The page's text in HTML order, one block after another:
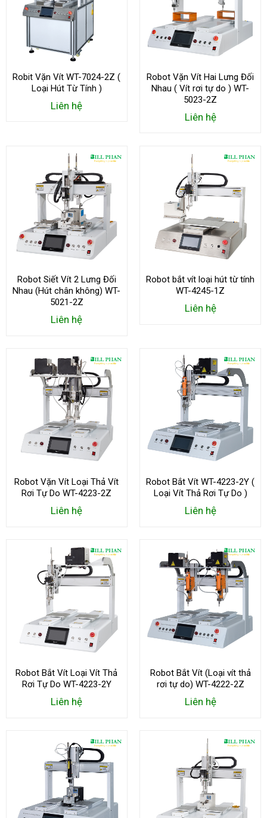
Robit Vặn Vít WT-7024-2Z (
Loại Hút Từ Tính )
Liên hệ
Robot Vặn Vít Hai Lưng Đối
Nhau ( Vít rơi tự do ) WT-
5023-2Z
Liên hệ
Robot Siết Vít 2 Lưng Đối
Nhau (Hút chân không) WT-
5021-2Z
Liên hệ
Robot bắt vít loại hút từ tính
WT-4245-1Z
Liên hệ
Robot Vặn Vít Loại Thả Vít
Rơi Tự Do WT-4223-2Z
Liên hệ
Robot Bắt Vít WT-4223-2Y (
Loại Vít Thả Rơi Tự Do )
Liên hệ
Robot Bắt Vít Loại Vít Thả
Rơi Tự Do WT-4223-2Y
Liên hệ
Robot Bắt Vít (Loại vít thả
rơi tự do) WT-4222-2Z
Liên hệ